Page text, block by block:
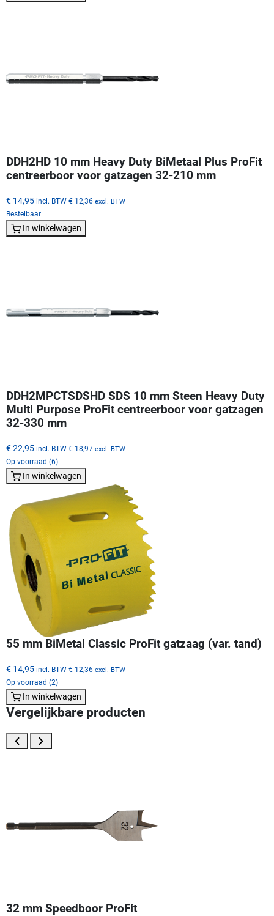
DDH2HD 10 mm Heavy Duty BiMetaal Plus ProFit
centreerboor voor gatzagen 32-210 mm
€ 14,95 incl. BTW € 12,36 excl. BTW
Bestelbaar
In winkelwagen
DDH2MPCTSDSHD SDS 10 mm Steen Heavy Duty
Multi Purpose ProFit centreerboor voor gatzagen
32-330 mm
€ 22,95 incl. BTW € 18,97 excl. BTW
Op voorraad (6)
In winkelwagen
55 mm BiMetal Classic ProFit gatzaag (var. tand)
€ 14,95 incl. BTW € 12,36 excl. BTW
Op voorraad (2)
In winkelwagen
Vergelijkbare producten
32 mm Speedboor ProFit